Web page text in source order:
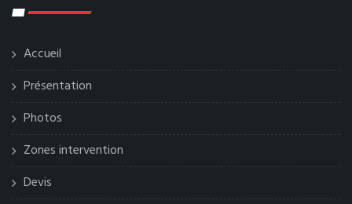
Accueil
Présentation
Photos
Zones intervention
Devis